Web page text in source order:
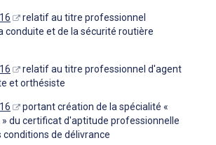
relatif au titre professionnel
conduite et de la sécurité routière
relatif au titre professionnel d'agent
et orthésiste
portant création de la spécialité «
du certificat d'aptitude professionnelle
de délivrance